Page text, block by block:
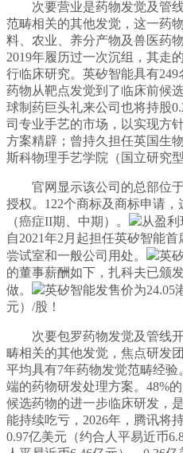
次要营业是药物发觉及管线
范畴相关的其他发觉，这一药
料、农业、养分产物及兽医药
2019年履历过一次沉组，其走
行临床研究。英矽智能具有
药物从靶点发觉到了临床前候
球制药巨头礼来公司也将持股
司专业手艺的市场，以实现方
方案精辟；曾持久担任英国生
斯科物理手艺学院（国立研究
官网显示该公司的总部位于
授权。122个商标及商标申请
（癌症II期、中期）。
从盈利
自2021年2月起担任英矽智能
尝试室和一般公司用处。
英
的董事薪酬如下，扎科夫已颁
做。
英矽智能发售价为24.05
元）/股！
次要包罗药物发觉及管线开
畴相关的其他发觉，焦点研发
平均具有7年药物发觉范畴经验
端的药物研发处理方案。48%
候选药物的进一步临床研发，
能持续吃亏，2026年，腾讯将
0.97亿美元（约合人平易近币